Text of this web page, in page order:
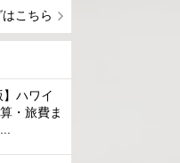
こちら
】ハワイ
・旅費ま